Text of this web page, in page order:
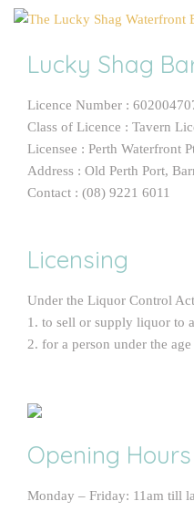
Lucky Shag
Licence Number :
Class of Licence : Tavern
Licensee : Perth Waterfront
Address : Old Perth Port,
Contact : (08) 9221 6011
Licensing
Under the Liquor Control
1. to sell or supply liquor to
2. for a person under the
Opening Hours
Monday – Friday: 11am till